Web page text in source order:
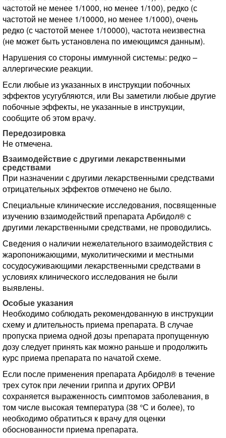
частотой не менее 1/1000, но менее 1/100), редко (с
частотой не менее 1/10000, но менее 1/1000), очень
редко (с частотой менее 1/10000), частота неизвестна
(не может быть установлена по имеющимся данным).
Нарушения со стороны иммунной системы: редко –
аллергические реакции.
Если любые из указанных в инструкции побочных
эффектов усугубляются, или Вы заметили любые другие
побочные эффекты, не указанные в инструкции,
сообщите об этом врачу.
Передозировка
Не отмечена.
Взаимодействие с другими лекарственными
средствами
При назначении с другими лекарственными средствами
отрицательных эффектов отмечено не было.
Специальные клинические исследования, посвященные
изучению взаимодействий препарата Арбидол® с
другими лекарственными средствами, не проводились.
Сведения о наличии нежелательного взаимодействия с
жаропонижающими, муколитическими и местными
сосудосуживающими лекарственными средствами в
условиях клинического исследования не были
выявлены.
Особые указания
Необходимо соблюдать рекомендованную в инструкции
схему и длительность приема препарата. В случае
пропуска приема одной дозы препарата пропущенную
дозу следует принять как можно раньше и продолжить
курс приема препарата по начатой схеме.
Если после применения препарата Арбидол® в течение
трех суток при лечении гриппа и других ОРВИ
сохраняется выраженность симптомов заболевания, в
том числе высокая температура (38 °С и более), то
необходимо обратиться к врачу для оценки
обоснованности приема препарата.